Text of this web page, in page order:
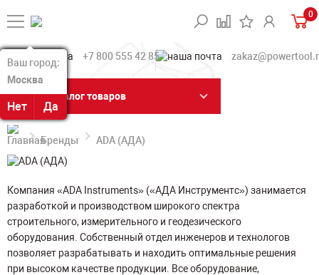
Ваш город:
Москва
Нет Да
Ваш город:
Москва
Нет Да
0
+7 800 555 42 85
Каталог товаров
Бренды ADA (АДА)
Компания «ADA Instruments» («АДА Инструментс») занимается
разработкой и производством широкого спектра
строительного, измерительного и геодезического
оборудования. Собственный отдел инженеров и технологов
позволяет разрабатывать и находить оптимальные решения
при высоком качестве продукции. Все оборудование,